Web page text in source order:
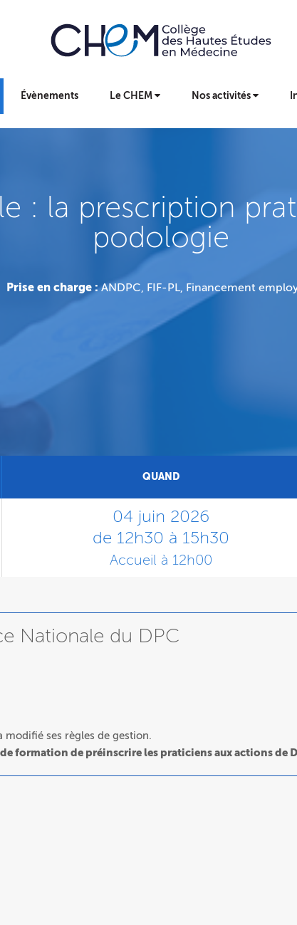
Évènements Le CHEM Nos activités
: la prescription
podologie
Prise en charge :ANDPC, FIF-PL, Financement
QUAND
04 juin 2026
de 12h30 à 15h30
Accueil à 12h00
Nationale du DPC
modifié ses règles de gestion.
formation de préinscrire les praticiens aux actions de